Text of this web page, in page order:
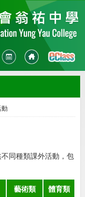
同種類課外活動，包
藝術類 體育類